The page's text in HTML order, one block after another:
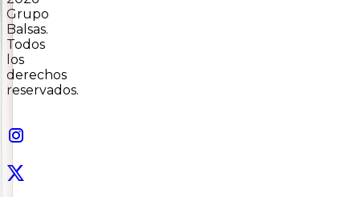
Grupo
Balsas.
Todos
los
derechos
reservados.